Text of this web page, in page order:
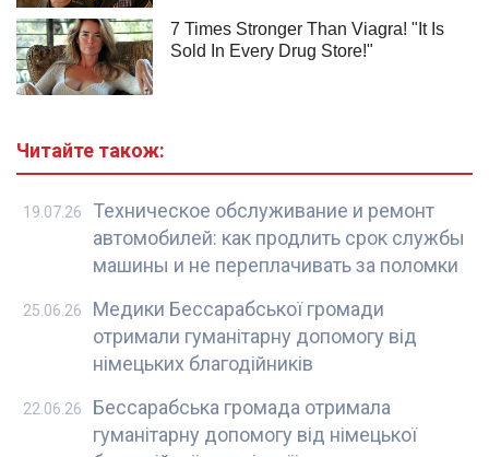
Читайте також:
Техническое обслуживание и ремонт
автомобилей: как продлить срок службы
машины и не переплачивать за поломки
19.07.26
Медики Бессарабської громади
отримали гуманітарну допомогу від
німецьких благодійників
25.06.26
Бессарабська громада отримала
гуманітарну допомогу від німецької
22.06.26